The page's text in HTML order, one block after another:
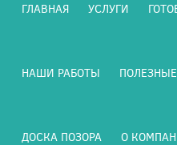
ГЛАВНАЯ УСЛУГИ
НАШИ РАБОТЫ
ДОСКА ПОЗОРА О